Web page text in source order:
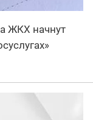
ЖКХ начнут